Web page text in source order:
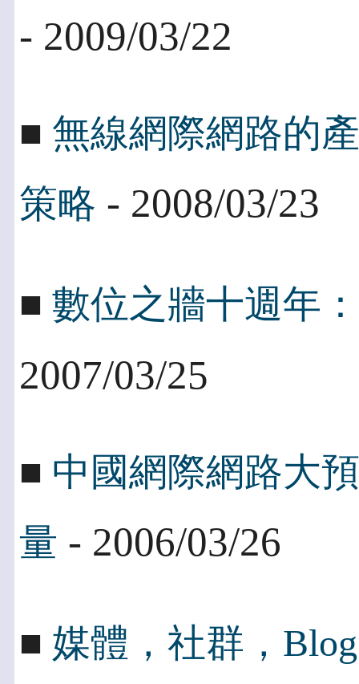
- 2009/03/22
■ 無線網際網路的
策略 - 2008/03/23
■ 數位之牆十週年
2007/03/25
■ 中國網際網路大
量 - 2006/03/26
■ 媒體，社群，